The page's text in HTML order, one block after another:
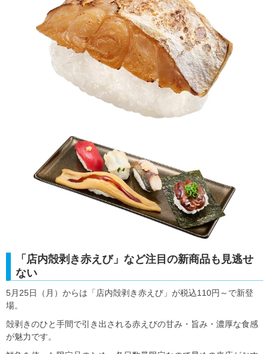
「店内殻剥き赤えび」など注目の新商品も見逃せ
ない
5月25日（月）からは「店内殻剥き赤えび」が税込110円～で新登
場。
殻剥きのひと手間で引き出される赤えびの甘み・旨み・濃厚な食感
が魅力です。